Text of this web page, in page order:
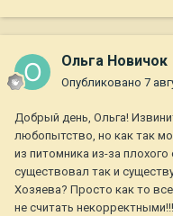
Ольга Новичок
Опубликовано 7
Добрый день, Ольга!
любопытство, но как так
из питомника из-за
существовал так и
Хозяева? Просто как то
не считать некорректными!!!